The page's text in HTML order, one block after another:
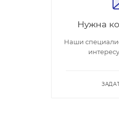
Нужна
Наши